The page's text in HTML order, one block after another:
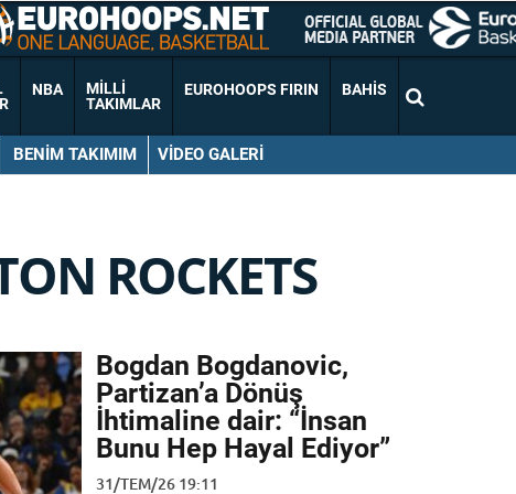
NBA
MILLI
TAKIMLAR
EUROHOOPS FIRIN BAHIS
BENIM TAKIMIM VIDEO GALERI
ROCKETS
Bogdan Bogdanovic,
Partizan’a Dönüş
İhtimaline dair: “İnsan
Bunu Hep Hayal Ediyor”
31/TEM/26 19:11